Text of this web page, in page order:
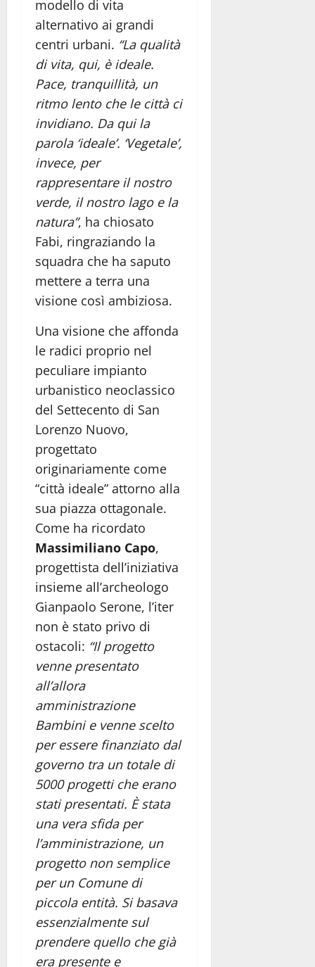
modello di vita
alternativo ai grandi
centri urbani. “La qualità
di vita, qui, è ideale.
Pace, tranquillità, un
ritmo lento che le città ci
invidiano. Da qui la
parola ‘ideale’. ‘Vegetale’,
invece, per
rappresentare il nostro
verde, il nostro lago e la
natura”, ha chiosato
Fabi, ringraziando la
squadra che ha saputo
mettere a terra una
visione così ambiziosa.
Una visione che affonda
le radici proprio nel
peculiare impianto
urbanistico neoclassico
del Settecento di San
Lorenzo Nuovo,
progettato
originariamente come
“città ideale” attorno alla
sua piazza ottagonale.
Come ha ricordato
Massimiliano Capo,
progettista dell’iniziativa
insieme all’archeologo
Gianpaolo Serone, l’iter
non è stato privo di
ostacoli: “Il progetto
venne presentato
all’allora
amministrazione
Bambini e venne scelto
per essere finanziato dal
governo tra un totale di
5000 progetti che erano
stati presentati. È stata
una vera sfida per
l’amministrazione, un
progetto non semplice
per un Comune di
piccola entità. Si basava
essenzialmente sul
prendere quello che già
era presente e